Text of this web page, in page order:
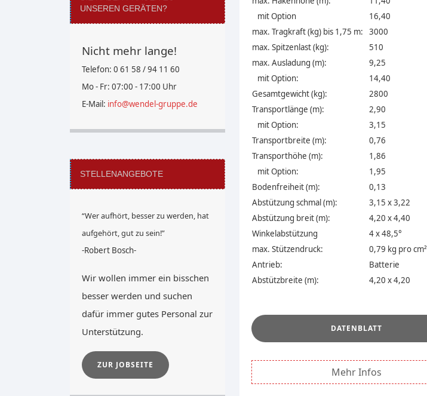
UNSEREN GERÄTEN?
Nicht mehr lange!
Telefon: 0 61 58 / 94 11 60
Mo - Fr: 07:00 - 17:00 Uhr
E-Mail: info@wendel-gruppe.de
STELLENANGEBOTE
“Wer aufhört, besser zu werden, hat
aufgehört, gut zu sein!”
-Robert Bosch-
Wir wollen immer ein bisschen
besser werden und suchen
dafür immer gutes Personal zur
Unterstützung.
ZUR JOBSEITE
mit Option
16,40
max. Tragkraft (kg) bis 1,75 m:
3000
max. Spitzenlast (kg):
510
max. Ausladung (m):
9,25
mit Option:
14,40
Gesamtgewicht (kg):
2800
Transportlänge (m):
2,90
mit Option:
3,15
Transportbreite (m):
0,76
Transporthöhe (m):
1,86
mit Option:
1,95
Bodenfreiheit (m):
0,13
Abstützung schmal (m):
3,15 x 3,22
Abstützung breit (m):
4,20 x 4,40
Winkelabstützung
4 x 48,5°
max. Stützendruck:
0,79 kg pro cm²
Antrieb:
Batterie
Abstützbreite (m):
4,20 x 4,20
DATENBLATT
Mehr Infos